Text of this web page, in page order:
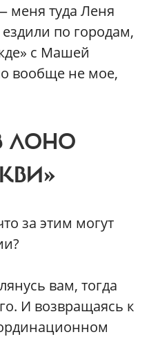
меня туда Леня
по городам,
с Машей
вообще не мое,
ЛОНО
за этим могут
вам, тогда
И возвращаясь к